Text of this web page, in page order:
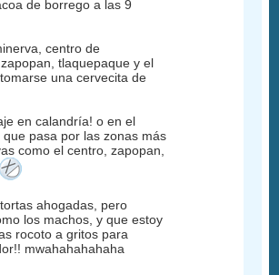
de borrego a las 9
centro de
tlaquepaque y el
una cervecita de
en calandría! o en el
que pasa por las zonas más
como el centro, zapopan,
ahogadas, pero
los machos, y que estoy
rocoto a gritos para
mwahahahahaha